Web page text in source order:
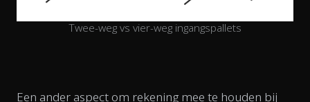
Twee-weg vs vier-weg ingangspallets
Een ander aspect om rekening mee te houden bij